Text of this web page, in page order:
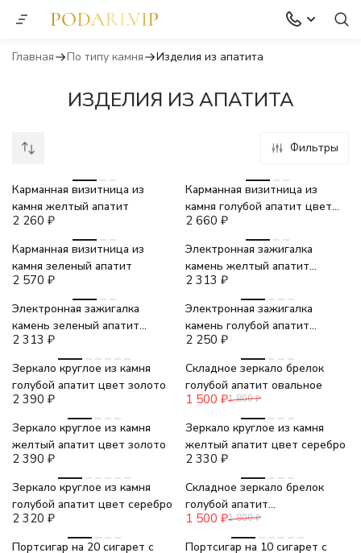
Главная По типу камня Изделия из апатита
ИЗДЕЛИЯ ИЗ АПАТИТА
Фильтры
Карманная визитница из
камня желтый апатит
2 260 ₽
Карманная визитница из
камня голубой апатит цвет
серебро
2 660 ₽
Карманная визитница из
камня зеленый апатит
2 570 ₽
Электронная зажигалка
камень желтый апатит
зарядка USB
2 313 ₽
Электронная зажигалка
камень зеленый апатит
зарядка USB
2 313 ₽
Электронная зажигалка
камень голубой апатит
зарядка USB
2 250 ₽
Зеркало круглое из камня
голубой апатит цвет золото
2 390 ₽
-17%
Складное зеркало брелок
голубой апатит овальное
1 500 ₽1 800 ₽
Зеркало круглое из камня
желтый апатит цвет золото
2 390 ₽
Зеркало круглое из камня
желтый апатит цвет серебро
2 330 ₽
Зеркало круглое из камня
голубой апатит цвет серебро
2 320 ₽
-17%
Складное зеркало брелок
голубой апатит
прямоугольное
1 500 ₽1 800 ₽
Портсигар на 20 сигарет с
Портсигар на 10 сигарет с